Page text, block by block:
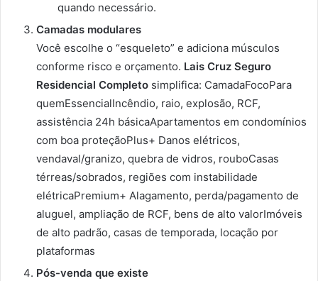
quando necessário.
Camadas modulares
Você escolhe o “esqueleto” e adiciona músculos
conforme risco e orçamento. Lais Cruz Seguro
Residencial Completo simplifica: CamadaFocoPara
quemEssencialIncêndio, raio, explosão, RCF,
assistência 24h básicaApartamentos em condomínios
com boa proteçãoPlus+ Danos elétricos,
vendaval/granizo, quebra de vidros, rouboCasas
térreas/sobrados, regiões com instabilidade
elétricaPremium+ Alagamento, perda/pagamento de
aluguel, ampliação de RCF, bens de alto valorImóveis
de alto padrão, casas de temporada, locação por
plataformas
Pós-venda que existe